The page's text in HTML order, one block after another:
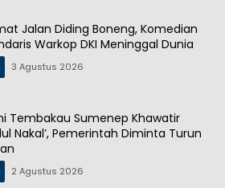
Jalan Diding Boneng, Komedian
Warkop DKI Meninggal Dunia
3 Agustus 2026
Tembakau Sumenep Khawatir
Nakal’, Pemerintah Diminta Turun
2 Agustus 2026